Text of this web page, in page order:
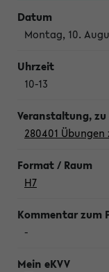
Montag, 10.
10-13
280401
H7
-